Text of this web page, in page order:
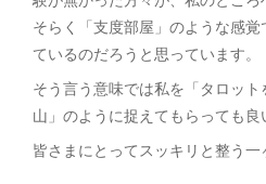
そらく「支度部屋」のような感
ているのだろうと思っています。
そう言う意味では私を「タロッ
山」のように捉えてもらっても良
皆さまにとってスッキリと整う